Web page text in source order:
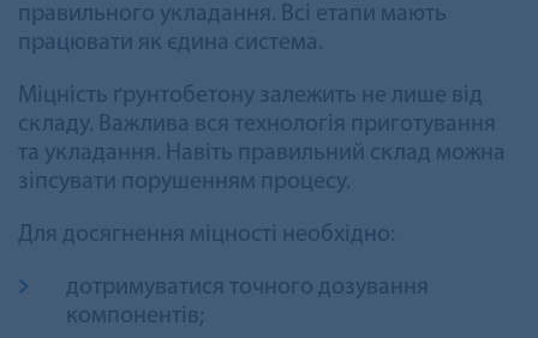
правильного укладання. Всі етапи мають
працювати як єдина система.
Міцність ґрунтобетону залежить не лише від
складу. Важлива вся технологія приготування
та укладання. Навіть правильний склад можна
зіпсувати порушенням процесу.
Для досягнення міцності необхідно:
дотримуватися точного дозування
компонентів;